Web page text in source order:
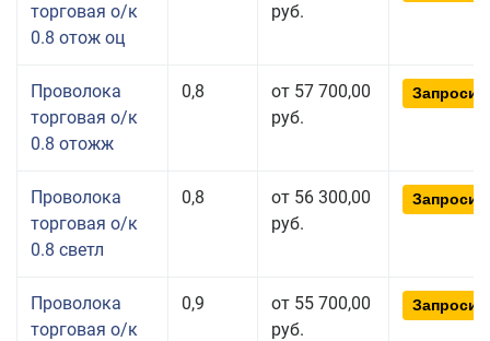
торговая о/к
0.8 отож оц
руб.
Проволока
торговая о/к
0.8 отожж
0,8
от 57 700,00
руб.
Проволока
торговая о/к
0.8 светл
0,8
от 56 300,00
руб.
Проволока
торговая о/к
0,9
от 55 700,00
руб.